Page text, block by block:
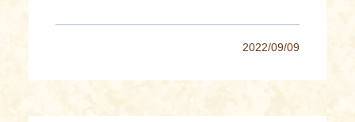
2022/09/09